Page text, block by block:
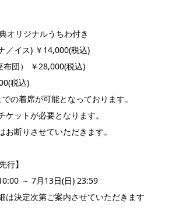
オリジナルうちわ付き
／イス) ￥14,000(税込)
布団） ￥28,000(税込)
税込)
の着席が可能となっております。
ットが必要となります。
断りさせていただきます。
行】
～ 7月13日(日) 23:59
は決定次第ご案内させていただきます